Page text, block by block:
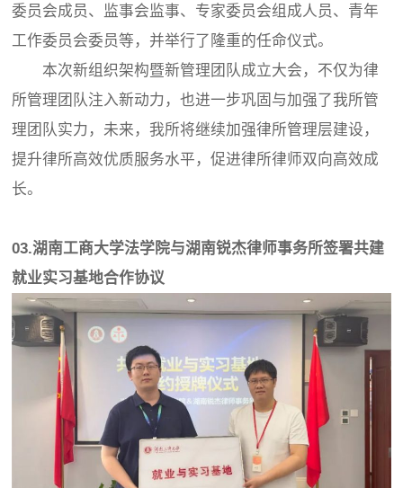
委员会成员、监事会监事、专家委员会组成人员、青年
工作委员会委员等，并举行了隆重的任命仪式。
本次新组织架构暨新管理团队成立大会，不仅为律
所管理团队注入新动力，也进一步巩固与加强了我所管
理团队实力，未来，我所将继续加强律所管理层建设，
提升律所高效优质服务水平，促进律所律师双向高效成
长。
03.湖南工商大学法学院与湖南锐杰律师事务所签署共建
就业实习基地合作协议